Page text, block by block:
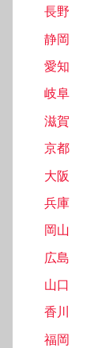
長野
静岡
愛知
岐阜
滋賀
京都
大阪
兵庫
岡山
広島
山口
香川
福岡